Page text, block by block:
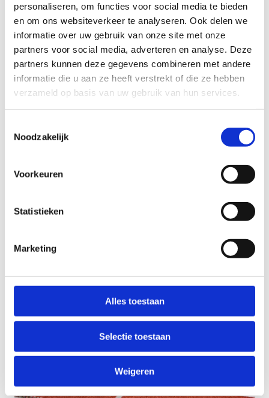
personaliseren, om functies voor social media te bieden
en om ons websiteverkeer te analyseren. Ook delen we
informatie over uw gebruik van onze site met onze
partners voor social media, adverteren en analyse. Deze
partners kunnen deze gegevens combineren met andere
informatie die u aan ze heeft verstrekt of die ze hebben
verzameld op basis van uw gebruik van hun services.
Noodzakelijk
Voorkeuren
Statistieken
Marketing
Alles toestaan
Selectie toestaan
Weigeren
Onderzoeksplatform Sport
Vrijetijdsmonitor